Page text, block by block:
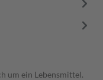
um ein Lebensmittel.